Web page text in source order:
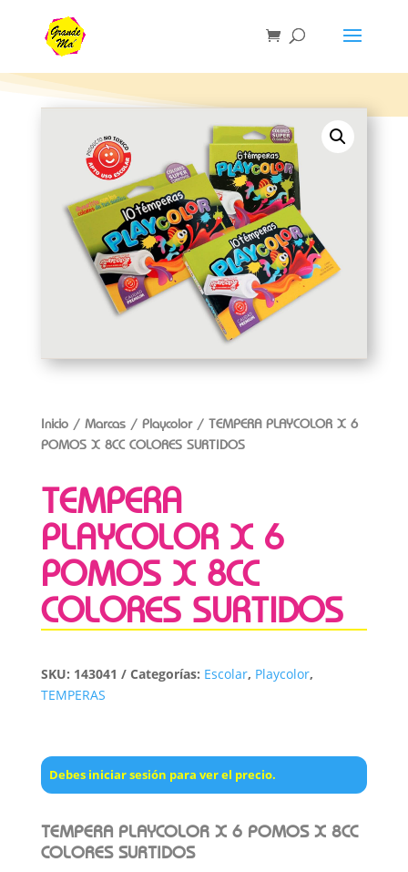
Inicio/ Marcas/ Playcolor/ TEMPERA PLAYCOLOR X 6
POMOS X 8CC COLORES SURTIDOS
TEMPERA
PLAYCOLOR X 6
POMOS X 8CC
COLORES SURTIDOS
SKU: 143041 Categorías: Escolar, Playcolor,
TEMPERAS
Debes iniciar sesión para ver el precio.
TEMPERA PLAYCOLOR X 6 POMOS X 8CC
COLORES SURTIDOS